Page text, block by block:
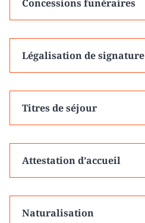
Concessions funéraires
Légalisation de signature
Titres de séjour
Attestation d’accueil
Naturalisation